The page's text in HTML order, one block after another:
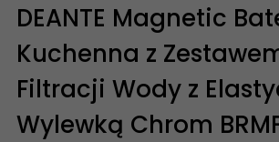
DEANTE Magnetic
Kuchenna z
Filtracji Wody z
Wylewką Chrom